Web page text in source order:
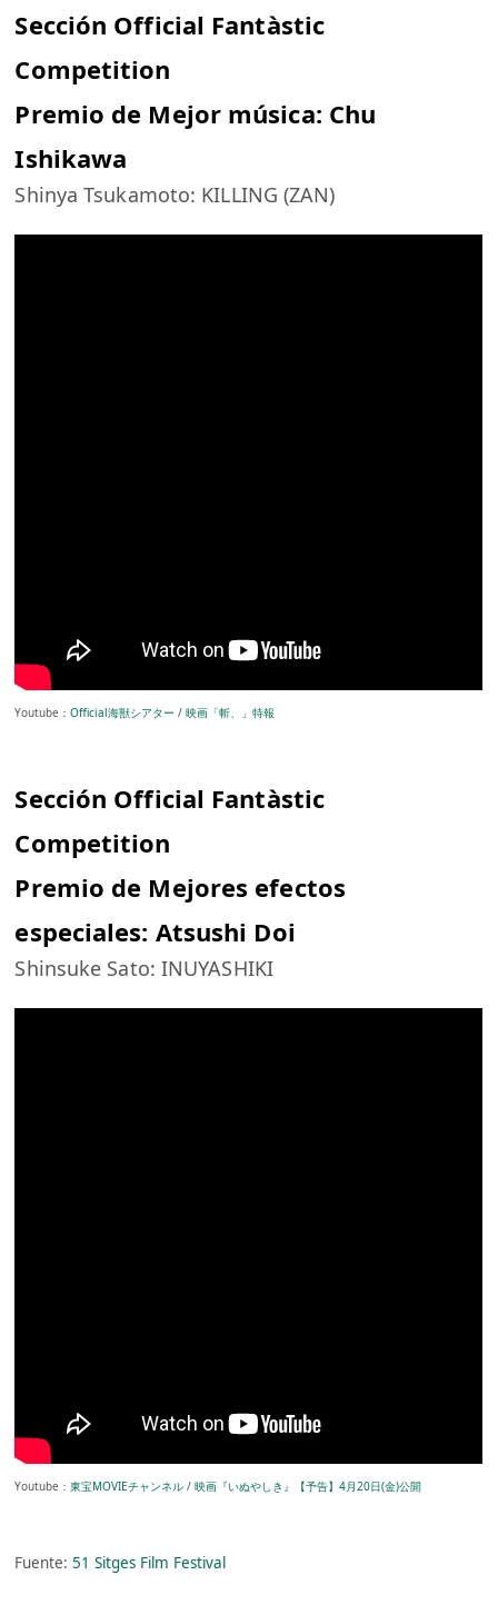
Sección Official Fantàstic
Competition
Premio de Mejor música: Chu
Ishikawa
Shinya Tsukamoto: KILLING (ZAN)
Youtube：Official海獣シアター /映画「斬、」特報
Sección Official Fantàstic
Competition
Premio de Mejores efectos
especiales: Atsushi Doi
Shinsuke Sato: INUYASHIKI
Youtube：東宝MOVIEチャンネル /映画『いぬやしき』【予告】4月20日(金)公開
Fuente:51 Sitges Film Festival